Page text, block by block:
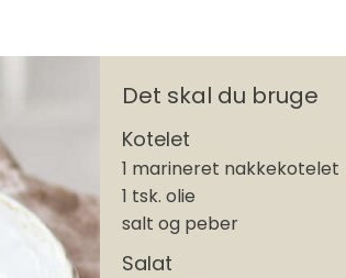
Det skal du bruge
Kotelet
1 marineret nakkekotelet
1 tsk. olie
salt og peber
Salat